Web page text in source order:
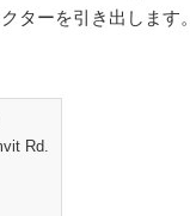
ターを引き出します。
Rd.